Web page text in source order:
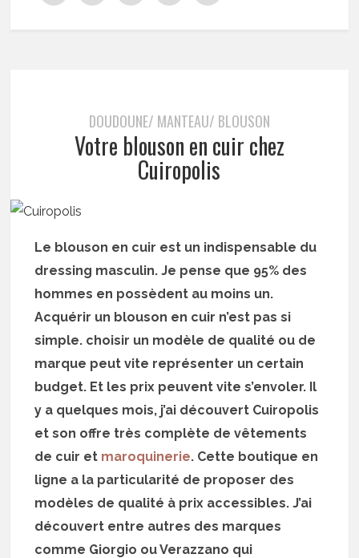
DOUDOUNE/ MANTEAU/ BLOUSON
Votre blouson en cuir chez
Cuiropolis
Le blouson en cuir est un indispensable du
dressing masculin. Je pense que 95% des
hommes en possèdent au moins un.
Acquérir un blouson en cuir n’est pas si
simple. choisir un modèle de qualité ou de
marque peut vite représenter un certain
budget. Et les prix peuvent vite s’envoler. Il
y a quelques mois, j’ai découvert Cuiropolis
et son offre très complète de vêtements
de cuir et maroquinerie. Cette boutique en
ligne a la particularité de proposer des
modèles de qualité à prix accessibles. J’ai
découvert entre autres des marques
comme Giorgio ou Verazzano qui